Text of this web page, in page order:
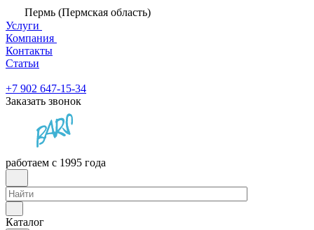
Пермь (Пермская область)
Услуги
Компания
Контакты
Статьи
+7 902 647-15-34
Заказать звонок
работаем с 1995 года
Каталог